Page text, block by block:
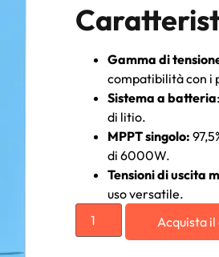
Gamma di
compatibilità con i
Sistema a batteria
di litio.
MPPT singolo:
di 6000W.
Tensioni di uscita
uso versatile.
Acquista